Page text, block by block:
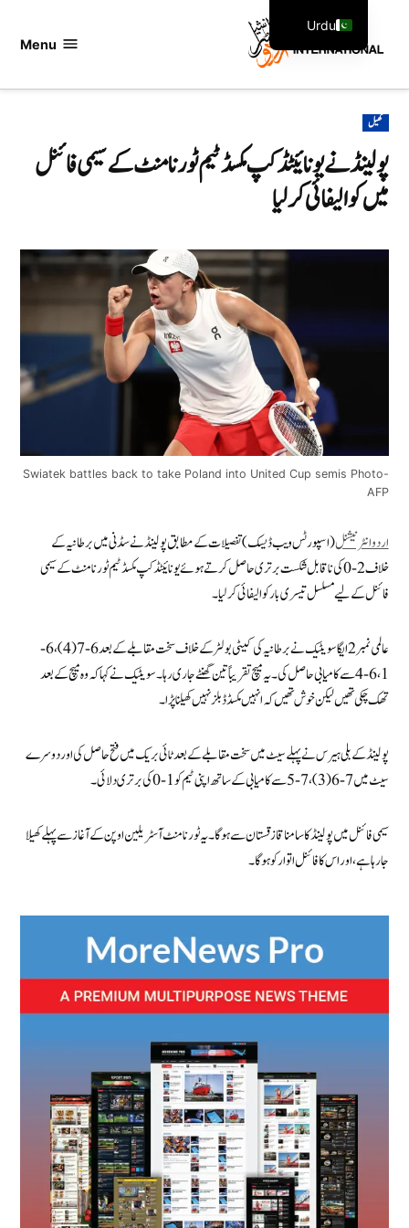
Menu
POSTED
IN
کھیل
پولینڈ نے یونائیٹڈ کپ مکسڈ ٹیم ٹورنامنٹ کے سیمی فائنل
میں کوالیفائی کرلیا
Swiatek battles back to take Poland into United Cup semis Photo-
AFP
اردو انٹرنیشنل(اسپورٹس ویب ڈیسک) تفصیلات کے مطابق پولینڈ نے سڈنی میں برطانیہ کے
خلاف 2-0 کی ناقابل شکست برتری حاصل کرتے ہوئے یونائیٹڈ کپ مکسڈ ٹیم ٹورنامنٹ کے سیمی
فائنل کے لیے مسلسل تیسری بار کوالیفائی کر لیا ۔
عالمی نمبر 2 ایگا سویٹیک نے برطانیہ کی کیٹی بولٹر کے خلاف سخت مقابلے کے بعد 6-7(4)، 6-
1، 6-4 سے کامیابی حاصل کی۔ یہ میچ تقریباً تین گھنٹے جاری رہا۔ سویٹیک نے کہا کہ وہ میچ کے بعد
تھک چکی تھیں لیکن خوش تھیں کہ انہیں مکسڈ ڈبلز نہیں کھیلنا پڑا۔
پولینڈ کے بلی ہیرس نے پہلے سیٹ میں سخت مقابلے کے بعد ٹائی بریک میں فتح حاصل کی اور دوسرے
سیٹ میں 7-6(3)، 7-5 سے کامیابی کے ساتھ اپنی ٹیم کو 1-0 کی برتری دلائی۔
سیمی فائنل میں پولینڈ کا سامنا قازقستان سے ہوگا۔ یہ ٹورنامنٹ آسٹریلین اوپن کے آغاز سے پہلے کھیلا
جا رہا ہے، اور اس کا فائنل اتوار کو ہوگا۔
Urdu
English